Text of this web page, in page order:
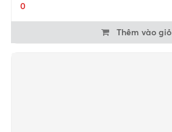
0
Thêm vào giỏ